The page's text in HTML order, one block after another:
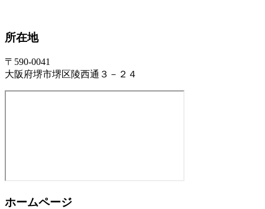
所在地
〒590-0041
大阪府堺市堺区陵西通３－２４
ホームページ